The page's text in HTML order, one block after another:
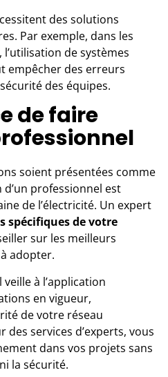
des solutions
Par exemple, dans les
de systèmes
empêcher des erreurs
des équipes.
de faire
soient présentées comme
un professionnel est
de l’électricité. Un expert
spécifiques de votre
sur les meilleurs
adopter.
à l’application
en vigueur,
de votre réseau
services d’experts, vous
dans vos projets sans
la sécurité.